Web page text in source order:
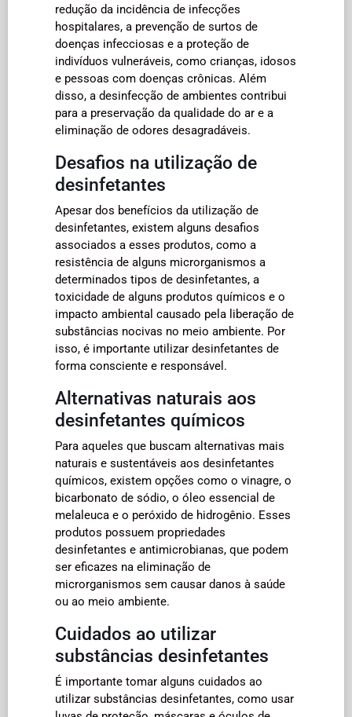
redução da incidência de infecções
hospitalares, a prevenção de surtos de
doenças infecciosas e a proteção de
indivíduos vulneráveis, como crianças, idosos
e pessoas com doenças crônicas. Além
disso, a desinfecção de ambientes contribui
para a preservação da qualidade do ar e a
eliminação de odores desagradáveis.
Desafios na utilização de
desinfetantes
Apesar dos benefícios da utilização de
desinfetantes, existem alguns desafios
associados a esses produtos, como a
resistência de alguns microrganismos a
determinados tipos de desinfetantes, a
toxicidade de alguns produtos químicos e o
impacto ambiental causado pela liberação de
substâncias nocivas no meio ambiente. Por
isso, é importante utilizar desinfetantes de
forma consciente e responsável.
Alternativas naturais aos
desinfetantes químicos
Para aqueles que buscam alternativas mais
naturais e sustentáveis aos desinfetantes
químicos, existem opções como o vinagre, o
bicarbonato de sódio, o óleo essencial de
melaleuca e o peróxido de hidrogênio. Esses
produtos possuem propriedades
desinfetantes e antimicrobianas, que podem
ser eficazes na eliminação de
microrganismos sem causar danos à saúde
ou ao meio ambiente.
Cuidados ao utilizar
substâncias desinfetantes
É importante tomar alguns cuidados ao
utilizar substâncias desinfetantes, como usar